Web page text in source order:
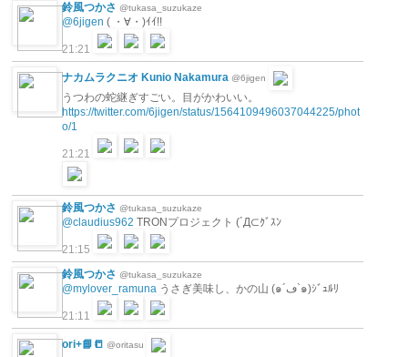
鈴風つかさ @tukasa_suzukaze
@6jigen ( ・∀・)ｲｲ!!
21:21
ナカムラクニオ Kunio Nakamura @6jigen
うつわの蛇継ぎすごい。目がかわいい。
https://twitter.com/6jigen/status/1564109496037044225/phot
o/1
21:21
鈴風つかさ @tukasa_suzukaze
@claudius962 TRONプロジェクト (´Д⊂ｸﾞｽﾝ
21:15
鈴風つかさ @tukasa_suzukaze
@mylover_ramuna うさぎ美味し、かの山 (๑´ڡ`๑)ｼﾞｭﾙﾘ
21:11
ori+📘📒 @oritasu